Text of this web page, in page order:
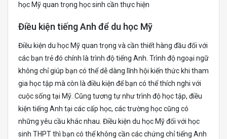
học Mỹ quan trọng học sinh cần thực hiện
Điều kiện tiếng Anh để du học Mỹ
Điều kiện du học Mỹ quan trọng và cần thiết hàng đầu đối với
các bạn trẻ đó chính là trình độ tiếng Anh. Trình độ ngoại ngữ
không chỉ giúp bạn có thể dễ dàng lĩnh hội kiến thức khi tham
gia học tập mà còn là điều kiện để bạn có thể thích nghi với
cuộc sống tại Mỹ. Cũng tương tự như trình độ học tập, điều
kiện tiếng Anh tại các cấp học, các trường học cũng có
những yêu cầu khác nhau. Điều kiện du học Mỹ đối với học
sinh THPT thì bạn có thể không cần các chứng chỉ tiếng Anh